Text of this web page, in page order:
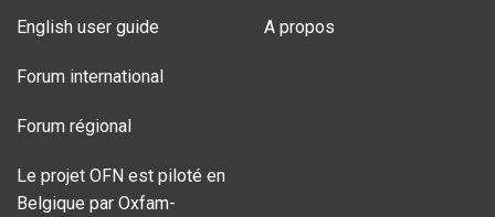
English user guide
Forum international
Forum régional
Le projet OFN est piloté en
Belgique par Oxfam-
A propos